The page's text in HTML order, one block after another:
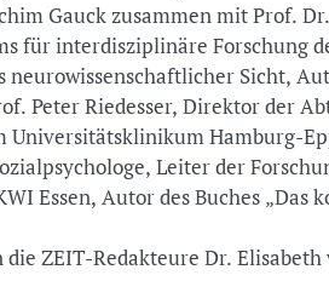
Gauck zusammen mit Prof.
für interdisziplinäre Forschung
Sicht,
Peter Riedesser, Direktor der
Universitätsklinikum Hamburg-
Leiter der
Essen, Autor des Buches „Das
ZEIT-Redakteure Dr. Elisabeth